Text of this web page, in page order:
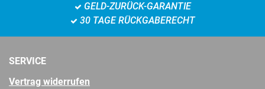
GELD-ZURÜCK-GARANTIE
30 TAGE RÜCKGABERECHT
SERVICE
Vertrag widerrufen